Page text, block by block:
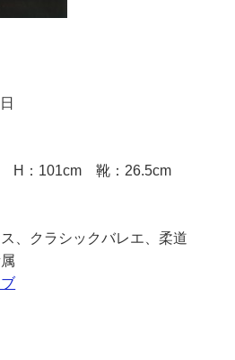
H：101cm 靴：26.5cm
、クラシックバレエ、柔道